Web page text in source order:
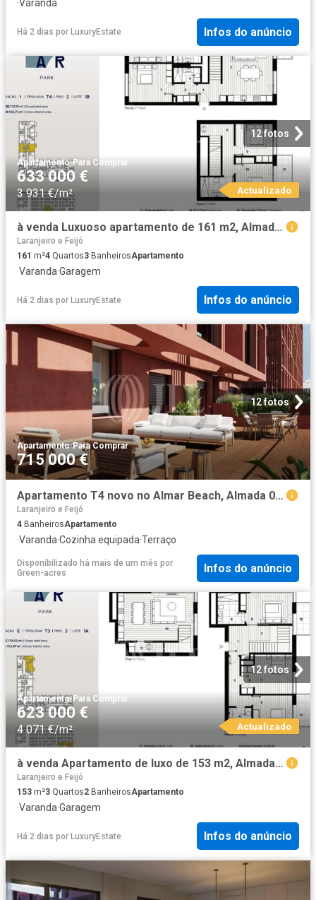
·Varanda
Há 2 dias por LuxuryEstate Infos do anúncio
12 fotos
Apartamento·Para Comprar
633 000 €
3 931 €/m² Actualizado
à venda Luxuoso apartamento de 161 m2, Almada, Portugal
Laranjeiro e Feijó
161 m²4 Quartos3 BanheirosApartamento
·Varanda·Garagem
Há 2 dias por LuxuryEstate Infos do anúncio
12 fotos
Apartamento·Para Comprar
715 000 €
Apartamento T4 novo no Almar Beach, Almada 0m² Laranjeiro e Feijó
Laranjeiro e Feijó
4 BanheirosApartamento
·Varanda·Cozinha equipada·Terraço
Disponibilizado há mais de um mês por
Green-acres
Infos do anúncio
12 fotos
Apartamento·Para Comprar
623 000 €
4 071 €/m² Actualizado
à venda Apartamento de luxo de 153 m2, Almada, Portugal
Laranjeiro e Feijó
153 m²3 Quartos2 BanheirosApartamento
·Varanda·Garagem
Há 2 dias por LuxuryEstate Infos do anúncio